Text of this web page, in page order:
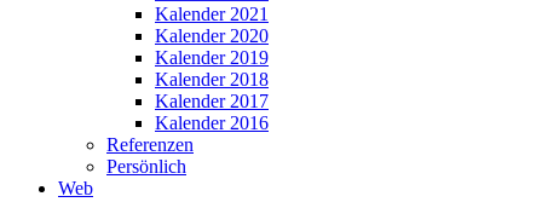
Kalender 2021
Kalender 2020
Kalender 2019
Kalender 2018
Kalender 2017
Kalender 2016
Referenzen
Persönlich
Web